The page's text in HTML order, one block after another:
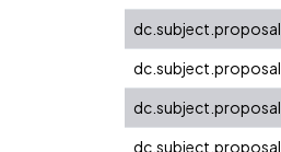
dc.subject.proposal
dc.subject.proposal
dc.subject.proposal
dc.subject.proposal